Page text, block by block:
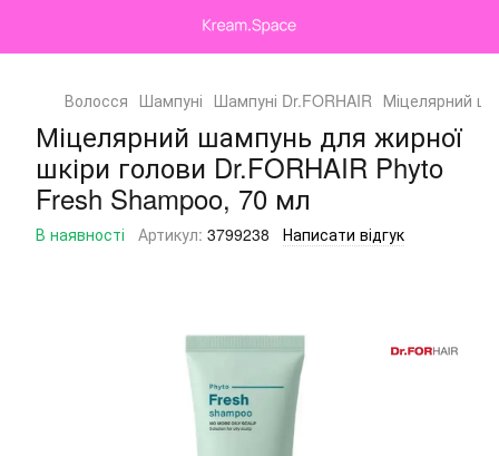
Волосся Шампуні Шампуні Dr.FORHAIR Міцелярний
Міцелярний шампунь для жирної
шкіри голови Dr.FORHAIR Phyto
Fresh Shampoo, 70 мл
В наявності Артикул: 3799238 Написати відгук